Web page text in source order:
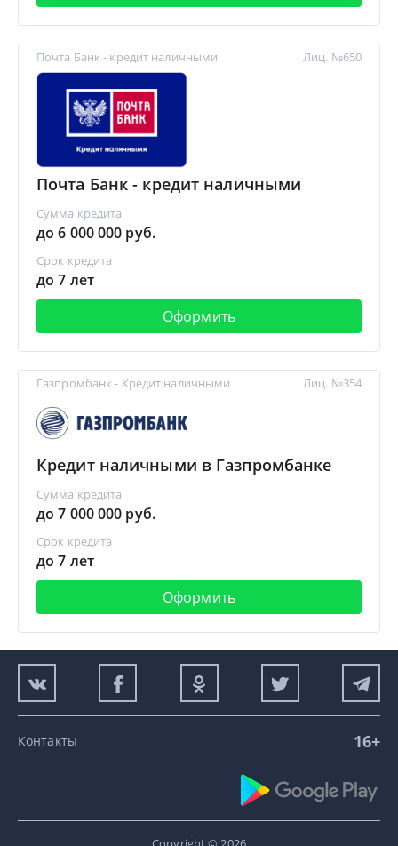
Почта Банк - кредит наличными
Почта Банк - кредит наличными
Сумма кредита
до 6 000 000 руб.
Срок кредита
до 7 лет
Оформить
Лиц. №650
Газпромбанк - Кредит наличными
Кредит наличными в Газпромбанке
Сумма кредита
до 7 000 000 руб.
Срок кредита
до 7 лет
Оформить
Лиц. №354
Контакты 16+